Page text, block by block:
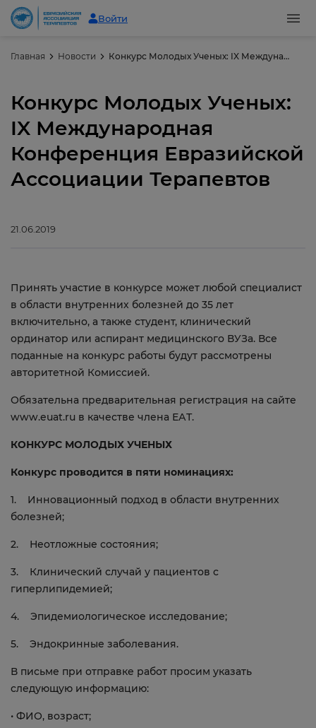
Войти
Главная Новости Конкурс Молодых Ученых: IX Международная Конференция Евразийской Ассоциации Терапевтов
Конкурс Молодых Ученых:
IX Международная
Конференция Евразийской
Ассоциации Терапевтов
21.06.2019
Принять участие в конкурсе может любой специалист
в области внутренних болезней до 35 лет
включительно, а также студент, клинический
ординатор или аспирант медицинского ВУЗа. Все
поданные на конкурс работы будут рассмотрены
авторитетной Комиссией.
Обязательна предварительная регистрация на сайте
www.euat.ru в качестве члена ЕАТ.
КОНКУРС МОЛОДЫХ УЧЕНЫХ
Конкурс проводится в пяти номинациях:
1. Инновационный подход в области внутренних
болезней;
2. Неотложные состояния;
3. Клинический случай у пациентов с
гиперлипидемией;
4. Эпидемиологическое исследование;
5. Эндокринные заболевания.
В письме при отправке работ просим указать
следующую информацию:
• ФИО, возраст;